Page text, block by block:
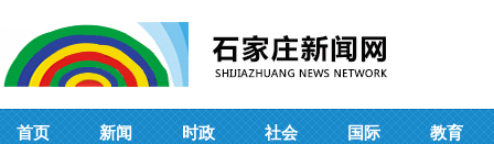
首页 新闻 时政 社会 国际 教育